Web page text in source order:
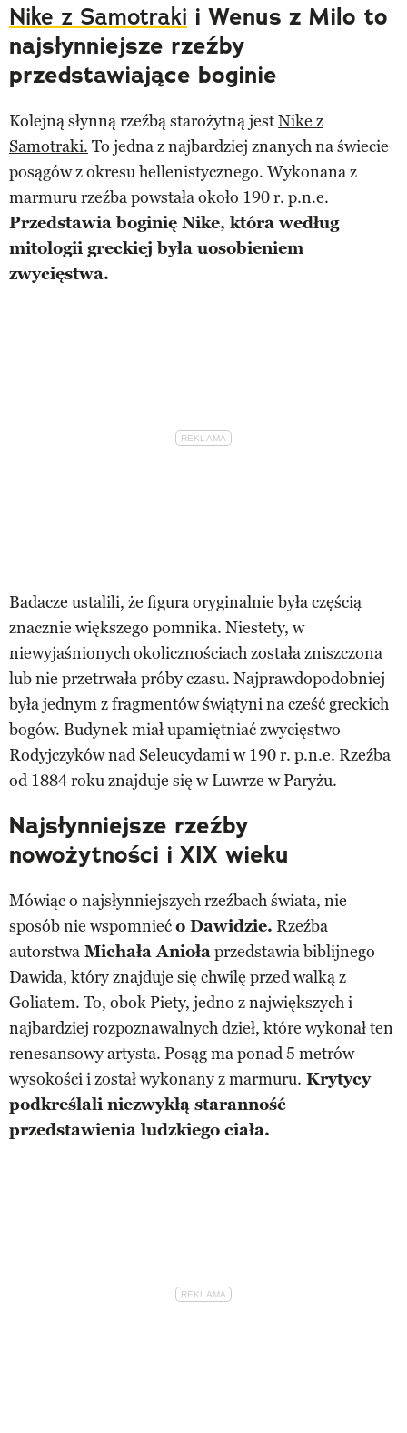
Nike z Samotraki i Wenus z Milo to
najsłynniejsze rzeźby
przedstawiające boginie
Kolejną słynną rzeźbą starożytną jestNike z
Samotraki. To jedna z najbardziej znanych na świecie
posągów z okresu hellenistycznego. Wykonana z
marmuru rzeźba powstała około 190 r. p.n.e.
Przedstawia boginię Nike, która według
mitologii greckiej była uosobieniem
zwycięstwa.
Badacze ustalili, że figura oryginalnie była częścią
znacznie większego pomnika. Niestety, w
niewyjaśnionych okolicznościach została zniszczona
lub nie przetrwała próby czasu. Najprawdopodobniej
była jednym z fragmentów świątyni na cześć greckich
bogów. Budynek miał upamiętniać zwycięstwo
Rodyjczyków nad Seleucydami w 190 r. p.n.e. Rzeźba
od 1884 roku znajduje się w Luwrze w Paryżu.
Najsłynniejsze rzeźby
nowożytności i XIX wieku
Mówiąc o najsłynniejszych rzeźbach świata, nie
sposób nie wspomniećo Dawidzie. Rzeźba
autorstwa Michała Aniołaprzedstawia biblijnego
Dawida, który znajduje się chwilę przed walką z
Goliatem. To, obok Piety, jedno z największych i
najbardziej rozpoznawalnych dzieł, które wykonał ten
renesansowy artysta. Posąg ma ponad 5 metrów
wysokości i został wykonany z marmuru. Krytycy
podkreślali niezwykłą staranność
przedstawienia ludzkiego ciała.